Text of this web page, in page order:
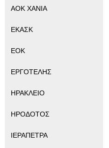
ΑΟΚ ΧΑΝΙΑ
ΕΚΑΣΚ
ΕΟΚ
ΕΡΓΟΤΕΛΗΣ
ΗΡΑΚΛΕΙΟ
ΗΡΟΔΟΤΟΣ
ΙΕΡΑΠΕΤΡΑ